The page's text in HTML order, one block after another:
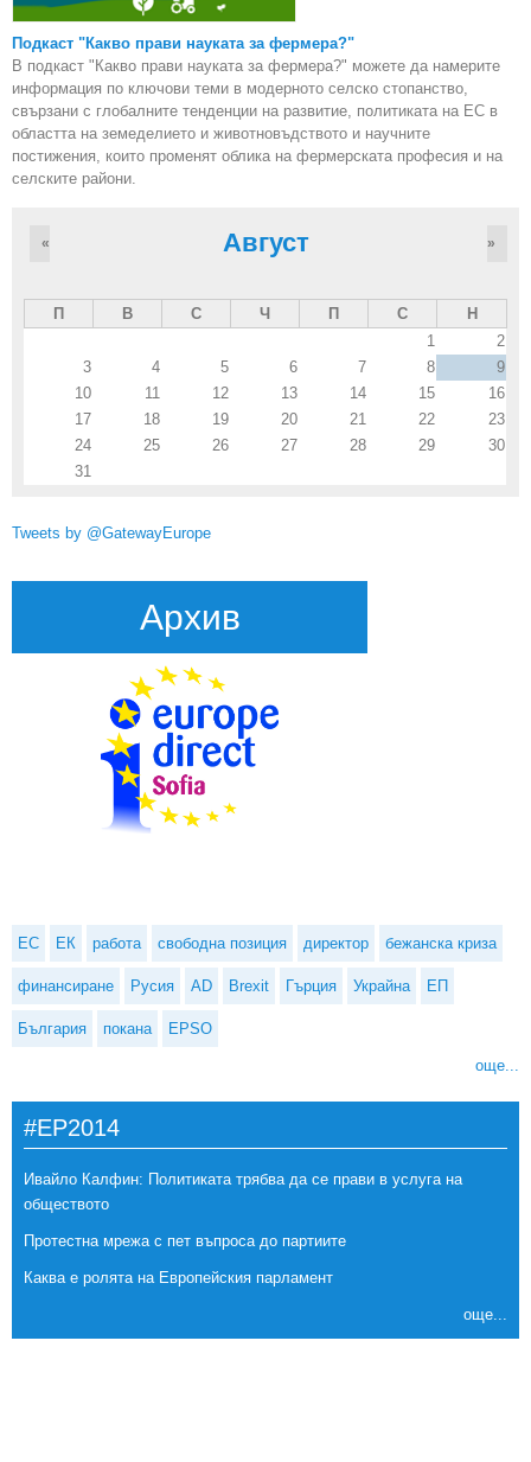
Подкаст "Какво прави науката за фермера?"
В подкаст "Какво прави науката за фермера?" можете да намерите
информация по ключови теми в модерното селско стопанство,
свързани с глобалните тенденции на развитие, политиката на ЕС в
областта на земеделието и животновъдството и научните
постижения, които променят облика на фермерската професия и на
селските райони.
Август
« »
П В С Ч П С
Н
1
2
3
4 5 6 7 8
9
10
11 12 13 14 15
16
17
18 19 20 21 22
23
24
25 26 27 28 29
30
31
Tweets by @GatewayEurope
Архив
ЕС ЕК работа свободна позиция директор бежанска криза
финансиране Русия AD Brexit Гърция Украйна ЕП
България покана EPSO
още...
#EP2014
Ивайло Калфин: Политиката трябва да се прави в услуга на
обществото
Протестна мрежа с пет въпроса до партиите
Каква е ролята на Европейския парламент
още...